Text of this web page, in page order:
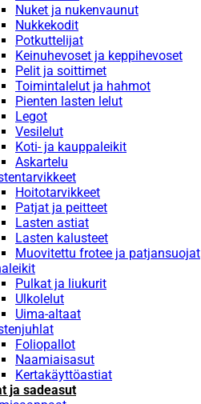
Nuket ja nukenvaunut
Nukkekodit
Potkuttelijat
Keinuhevoset ja keppihevoset
Pelit ja soittimet
Toimintalelut ja hahmot
Pienten lasten lelut
Legot
Vesilelut
Koti- ja kauppaleikit
Askartelu
Hoitotarvikkeet
Patjat ja peitteet
Lasten astiat
Lasten kalusteet
Muovitettu frotee ja patjansuojat
Pulkat ja liukurit
Ulkolelut
Uima-altaat
Foliopallot
Naamiaisasut
Kertakäyttöastiat
ja sadeasut